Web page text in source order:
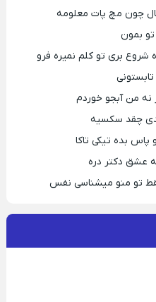
چون مچ پات معلومه
تو بمون
بری تو کلم نمیره فرو
من آبجو خوردم
چقد سکسیه
پاس بده تیکی تاکا
عشق دکتر دره
تو منو میشناسی نفس